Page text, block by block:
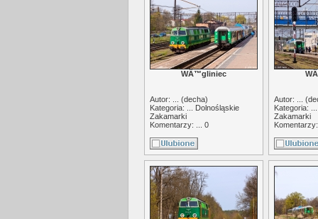
WÄ™gliniec
Autor: ... (decha)
Kategoria: ... Dolnośląskie
Zakamarki
Komentarzy: ... 0
Autor: ... (
Kategoria:
Zakamarki